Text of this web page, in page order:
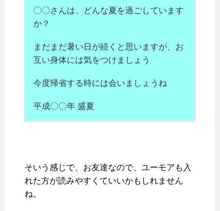
〇〇さんは、どんな夏を過ごしています
か？
まだまだ暑い日が続くと思いますが、お
互い身体には気をつけましょう
今度帰省する時には会いましょうね
平成〇〇年 盛夏
そいう感じで、お友達なので、ユーモアも入
れた方が読みやすくていいかもしれません
ね。